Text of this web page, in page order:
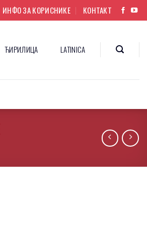
ИНФО ЗА КОРИСНИКЕ КОНТАКТ
ЋИРИЛИЦА LATINICA